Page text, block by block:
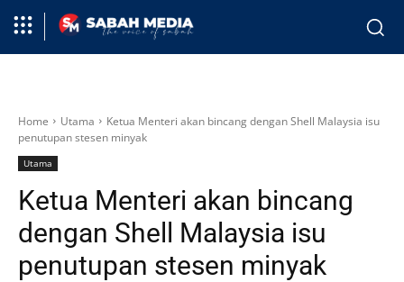
Home Utama
Ketua Menteri akan bincang dengan Shell Malaysia isu
penutupan stesen minyak
Utama
Ketua Menteri akan bincang
dengan Shell Malaysia isu
penutupan stesen minyak